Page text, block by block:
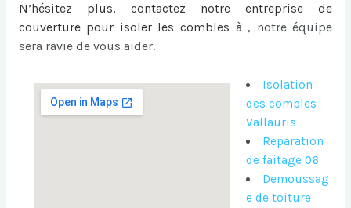
N’hésitez plus, contactez notre entreprise de
couverture pour isoler les combles à , notre équipe
sera ravie de vous aider.
Isolation
des combles
Vallauris
Reparation
de faitage 06
Demoussag
e de toiture